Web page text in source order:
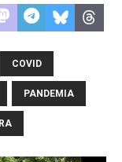
COVID
PANDEMIA